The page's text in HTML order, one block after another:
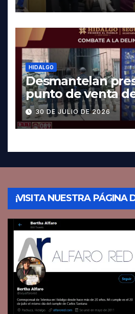
HIDALGO
Desmantelan
punto de venta
Pachuca; hay
30 DE JULIO DE 2026
¡VISITA NUESTRA PÁGINA